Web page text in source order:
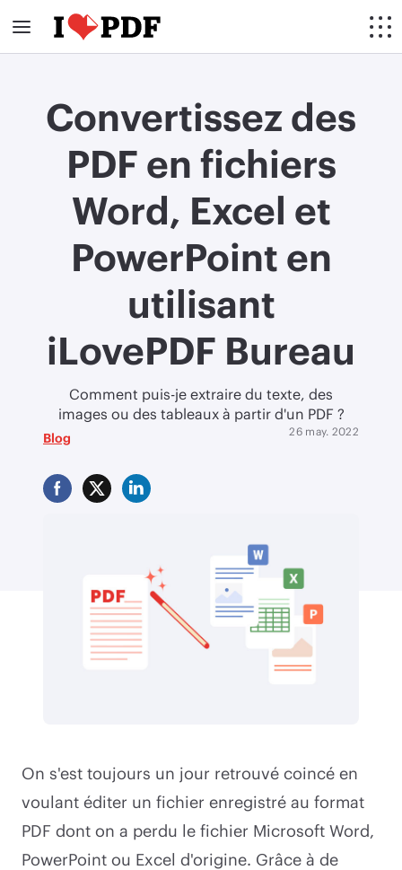
Convertissez des
PDF en fichiers
Word, Excel et
PowerPoint en
utilisant
iLovePDF Bureau
Comment puis-je extraire du texte, des
images ou des tableaux à partir d'un PDF ?
26 may. 2022
Blog
On s'est toujours un jour retrouvé coincé en
voulant éditer un fichier enregistré au format
PDF dont on a perdu le fichier Microsoft Word,
PowerPoint ou Excel d'origine. Grâce à de